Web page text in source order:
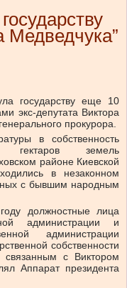
Медведчука”
государству еще 10
экс-депутата Виктора
прокурора.
в собственность
гектаров земель
районе Киевской
в незаконном
с бывшим народным
должностные лица
администрации и
администрации
собственности
с Виктором
Аппарат президента